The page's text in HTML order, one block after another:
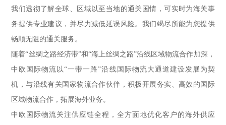
我们透彻了解全球、区域以至当地的通关国情，可实时为海关事
务提供专业建议，并尽力减低延误风险。我们竭尽所能为您提供
畅顺无阻的通关服务。
随着“丝绸之路经济带”和“海上丝绸之路”沿线区域物流合作加深，
中欧国际物流以“一带一路”沿线国际物流大通道建设发展为契
机，与沿线有关国家物流合作伙伴，积极开展务实、高效的国际
区域物流合作，拓展海外业务。
中欧国际物流关注供应链全程，全方面地优化客户的海外供应